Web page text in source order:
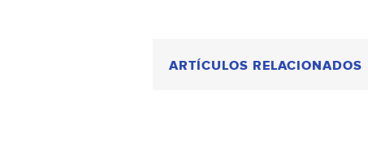
ARTÍCULOS RELACIONADOS